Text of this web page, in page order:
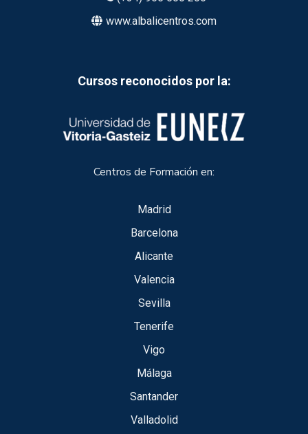
www.albalicentros.com
Cursos reconocidos por la:
Centros de Formación en:
Madrid
Barcelona
Alicante
Valencia
Sevilla
Tenerife
Vigo
Málaga
Santander
Valladolid